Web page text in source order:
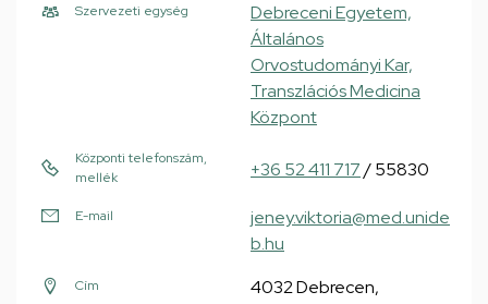
Szervezeti egység
Debreceni Egyetem,
Általános
Orvostudományi Kar,
Transzlációs Medicina
Központ
Központi telefonszám,
mellék
+36 52 411 717/ 55830
E-mail
jeney.viktoria@med.unide
b.hu
Cím
4032 Debrecen,